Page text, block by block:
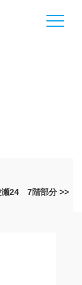
瀬24 7階部分 >>